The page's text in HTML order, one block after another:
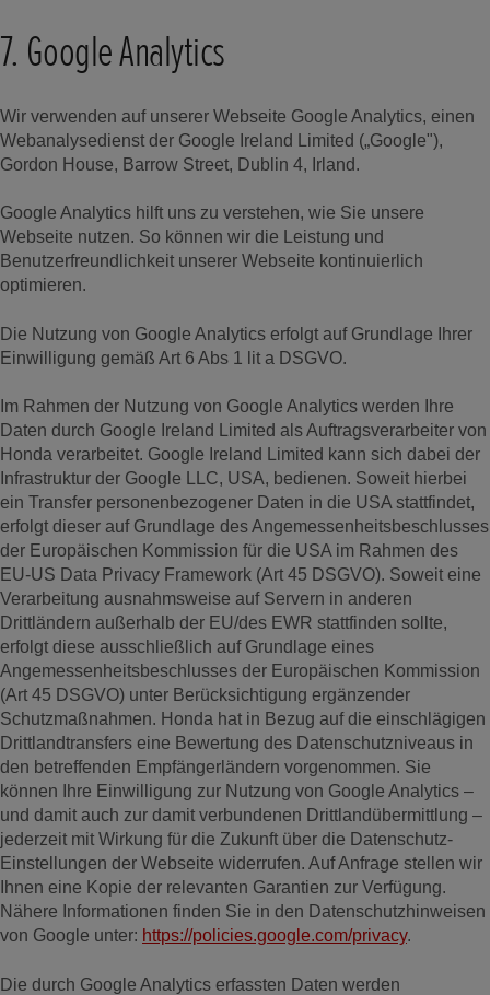
7. Google Analytics
Wir verwenden auf unserer Webseite Google Analytics, einen
Webanalysedienst der Google Ireland Limited („Google"),
Gordon House, Barrow Street, Dublin 4, Irland.
Google Analytics hilft uns zu verstehen, wie Sie unsere
Webseite nutzen. So können wir die Leistung und
Benutzerfreundlichkeit unserer Webseite kontinuierlich
optimieren.
Die Nutzung von Google Analytics erfolgt auf Grundlage Ihrer
Einwilligung gemäß Art 6 Abs 1 lit a DSGVO.
Im Rahmen der Nutzung von Google Analytics werden Ihre
Daten durch Google Ireland Limited als Auftragsverarbeiter von
Honda verarbeitet. Google Ireland Limited kann sich dabei der
Infrastruktur der Google LLC, USA, bedienen. Soweit hierbei
ein Transfer personenbezogener Daten in die USA stattfindet,
erfolgt dieser auf Grundlage des Angemessenheitsbeschlusses
der Europäischen Kommission für die USA im Rahmen des
EU-US Data Privacy Framework (Art 45 DSGVO). Soweit eine
Verarbeitung ausnahmsweise auf Servern in anderen
Drittländern außerhalb der EU/des EWR stattfinden sollte,
erfolgt diese ausschließlich auf Grundlage eines
Angemessenheitsbeschlusses der Europäischen Kommission
(Art 45 DSGVO) unter Berücksichtigung ergänzender
Schutzmaßnahmen. Honda hat in Bezug auf die einschlägigen
Drittlandtransfers eine Bewertung des Datenschutzniveaus in
den betreffenden Empfängerländern vorgenommen. Sie
können Ihre Einwilligung zur Nutzung von Google Analytics –
und damit auch zur damit verbundenen Drittlandübermittlung –
jederzeit mit Wirkung für die Zukunft über die Datenschutz-
Einstellungen der Webseite widerrufen. Auf Anfrage stellen wir
Ihnen eine Kopie der relevanten Garantien zur Verfügung.
Nähere Informationen finden Sie in den Datenschutzhinweisen
von Google unter: https://policies.google.com/privacy.
Die durch Google Analytics erfassten Daten werden